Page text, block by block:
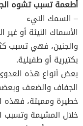
أطعمة تسبب تشوه
– السمك النيء
الأسماك النيئة أو
والجنين، فهي تسبب
بكتيرية أو طفيلية.
بعض أنواع هذه
الجفاف والضعف
خطيرة ومميتة، فهذه
خلال المشيمة وتسبب